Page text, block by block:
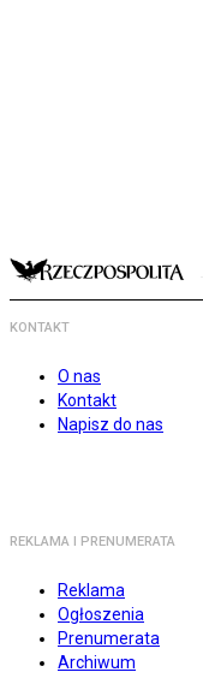
KONTAKT
O nas
Kontakt
Napisz do nas
REKLAMA I PRENUMERATA
Reklama
Ogłoszenia
Prenumerata
Archiwum